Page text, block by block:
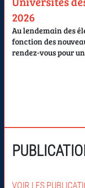
2026
Au lendemain des
fonction des
rendez-vous pour
VOIR LES